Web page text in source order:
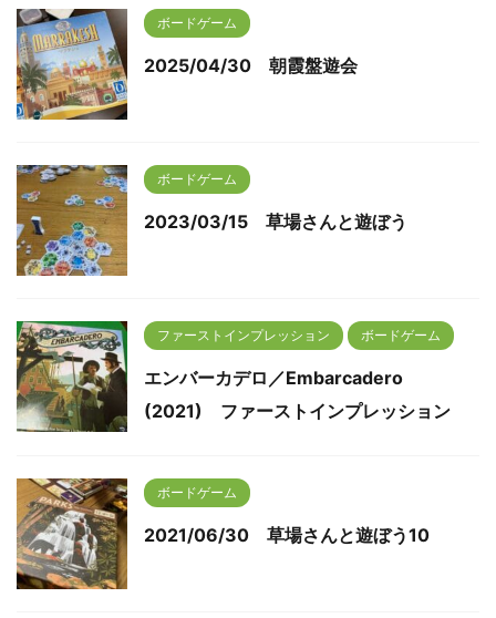
ボードゲーム
2025/04/30 朝霞盤遊会
ボードゲーム
2023/03/15 草場さんと遊ぼう
ファーストインプレッション ボードゲーム
エンバーカデロ／Embarcadero
(2021) ファーストインプレッション
ボードゲーム
2021/06/30 草場さんと遊ぼう10